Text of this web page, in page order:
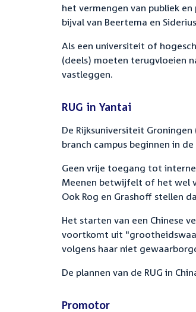
het vermengen van publiek
bijval van Beertema en Siderius
Als een universiteit of
(deels) moeten terugvloeien
vastleggen.
RUG in Yantai
De Rijksuniversiteit
branch campus beginnen in
Geen vrije toegang tot
Meenen betwijfelt of het wel
Ook Rog en Grashoff stellen
Het starten van een Chinese
voortkomt uit
volgens haar niet
De plannen van de RUG in
Promotor